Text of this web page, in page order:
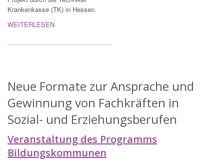
Krankenkasse (TK) in Hessen.
WEITERLESEN
Neue Formate zur Ansprache und
Gewinnung von Fachkräften in
Sozial- und Erziehungsberufen
Veranstaltung des Programms
Bildungskommunen